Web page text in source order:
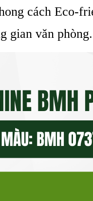
cách Eco-
gian văn phòng.